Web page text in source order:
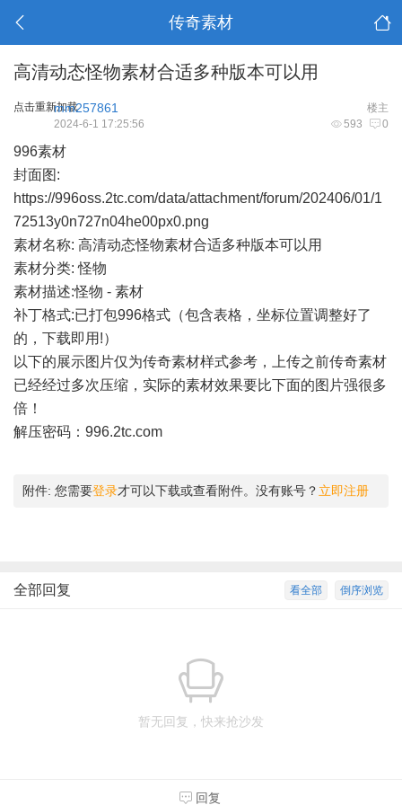
传奇素材
高清动态怪物素材合适多种版本可以用
点击重新加载 楼主
mm257861
593 0
2024-6-1 17:25:56
996素材
封面图:
https://996oss.2tc.com/data/attachment/forum/202406/01/1
72513y0n727n04he00px0.png
素材名称: 高清动态怪物素材合适多种版本可以用
素材分类: 怪物
素材描述:怪物 - 素材
补丁格式:已打包996格式（包含表格，坐标位置调整好了
的，下载即用!）
以下的展示图片仅为传奇素材样式参考，上传之前传奇素材
已经经过多次压缩，实际的素材效果要比下面的图片强很多
倍！
解压密码：996.2tc.com
附件: 您需要登录才可以下载或查看附件。没有账号？ 立即注册
倒序浏览
看全部
全部回复
暂无回复，快来抢沙发
回复